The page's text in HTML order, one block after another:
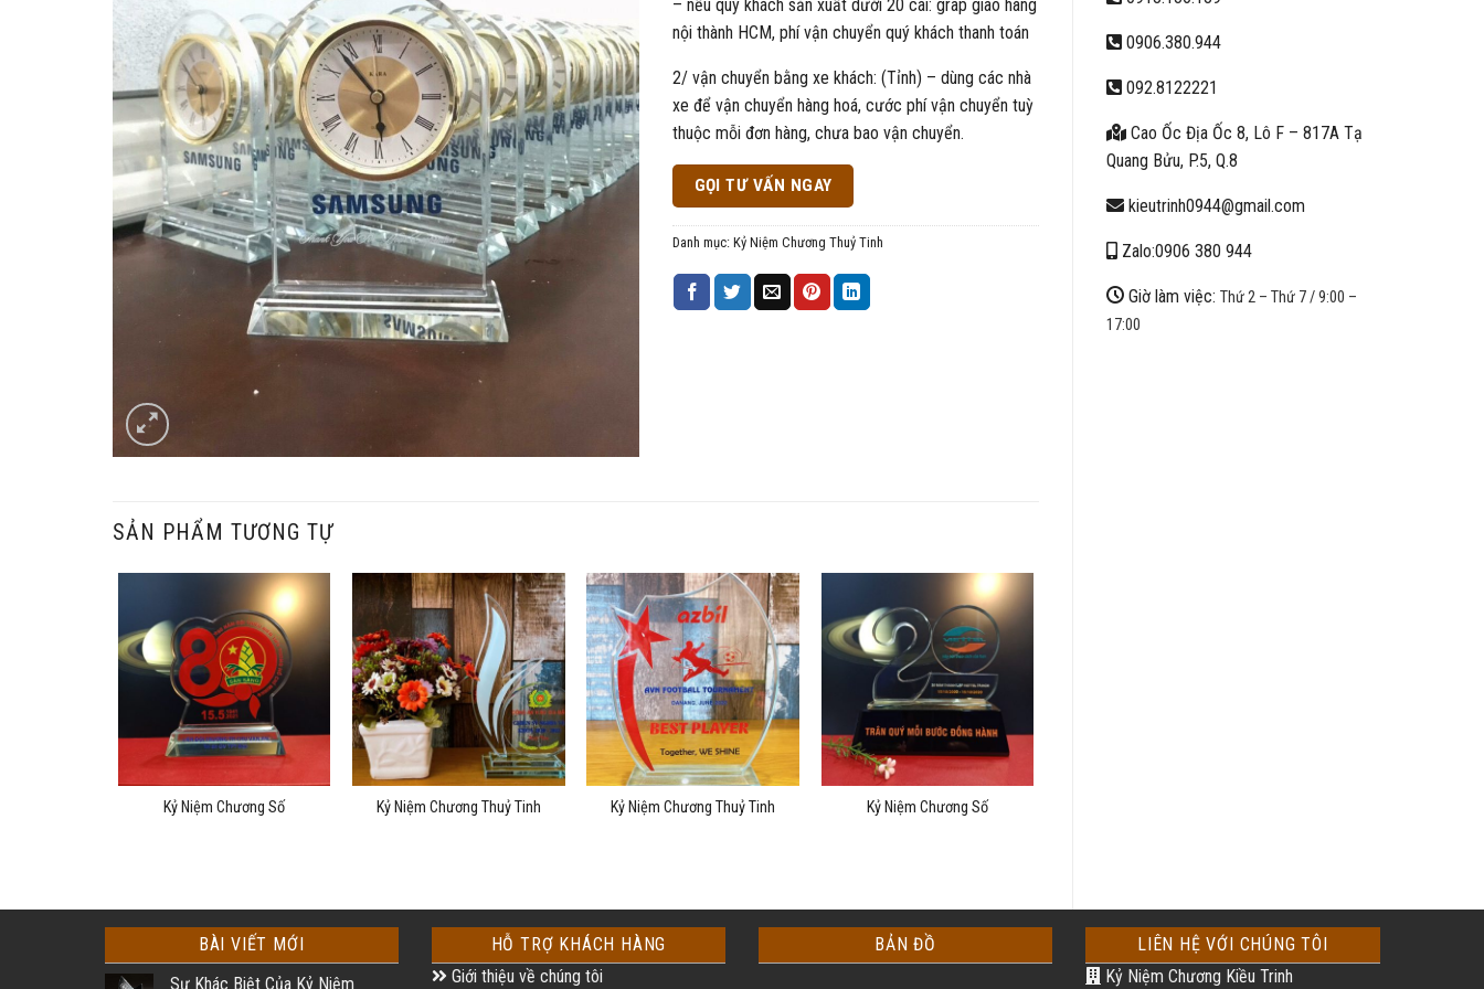
0906.380.944
092.8122221
Cao Ốc Địa Ốc 8, Lô F – 817A Tạ
Quang Bửu, P.5, Q.8
kieutrinh0944@gmail.com
Zalo:0906 380 944
Giờ làm việc: Thứ 2 – Thứ 7 / 9:00 –
17:00
– nếu quý khách sản xuất dưới 20 cái: grap giao hàng
nội thành HCM, phí vận chuyển quý khách thanh toán
2/ vận chuyển bằng xe khách: (Tỉnh) – dùng các nhà
xe để vận chuyển hàng hoá, cước phí vận chuyển tuỳ
thuộc mỗi đơn hàng, chưa bao vận chuyển.
GỌI TƯ VẤN NGAY
Danh mục: Kỷ Niệm Chương Thuỷ Tinh
SẢN PHẨM TƯƠNG TỰ
Kỷ Niệm Chương Số Kỷ Niệm Chương Thuỷ Tinh Kỷ Niệm Chương Thuỷ Tinh Kỷ Niệm Chương Số
BÀI VIẾT MỚI
Sự Khác Biệt Của Kỷ Niệm
HỖ TRỢ KHÁCH HÀNG
Giới thiệu về chúng tôi
BẢN ĐỒ
LIÊN HỆ VỚI CHÚNG TÔI
Kỷ Niệm Chương Kiều Trinh